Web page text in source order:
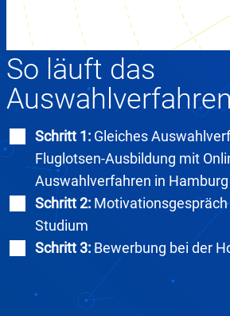
So läuft das
Auswahlverfahren
Schritt 1: Gleiches
Fluglotsen-Ausbildung mit
Auswahlverfahren in
Schritt 2:
Studium
Schritt 3:Bewerbung bei der